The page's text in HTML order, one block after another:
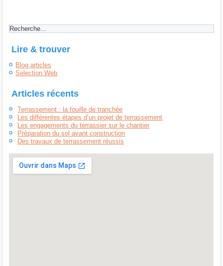
Lire & trouver
Blog articles
Selection Web
Articles récents
Terrassement : la fouille de tranchée
Les différentes étapes d’un projet de terrassement
Les engagements du terrassier sur le chantier
Préparation du sol avant construction
Des travaux de terrassement réussis